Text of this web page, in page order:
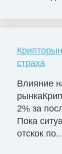
страха
Влияние
2% за
Пока
отскок